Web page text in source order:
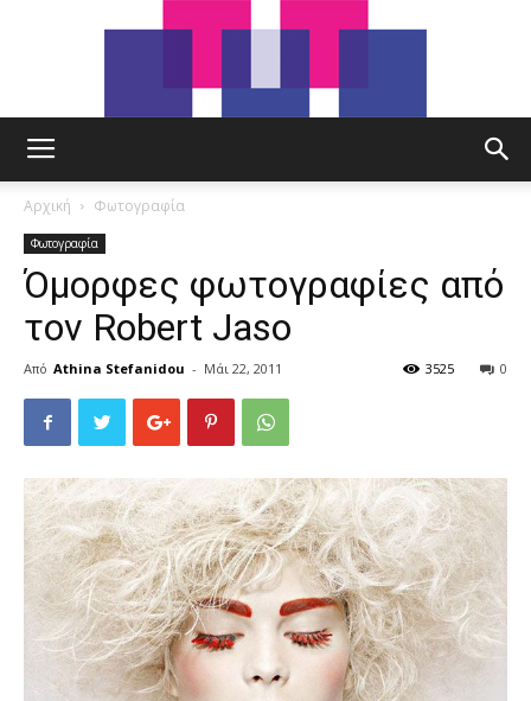
Αρχική Φωτογραφία
Φωτογραφία
Όμορφες φωτογραφίες από
τον Robert Jaso
Από Athina Stefanidou - Μάι 22, 2011 0
3525